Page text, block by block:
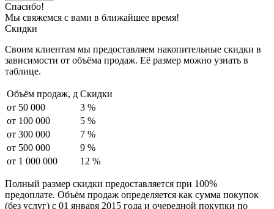
Спасибо!
Мы свяжемся с вами в ближайшее время!
Скидки
Своим клиентам мы предоставляем накопительные скидки в
зависимости от объёма продаж. Её размер можно узнать в
таблице.
Объём продаж, д Скидки
от 50 000
3 %
от 100 000
5 %
от 300 000
7 %
от 500 000
9 %
от 1 000 000
12 %
Полный размер скидки предоставляется при 100%
предоплате. Объём продаж определяется как сумма покупок
(без услуг) с 01 января 2015 года и очередной покупки по